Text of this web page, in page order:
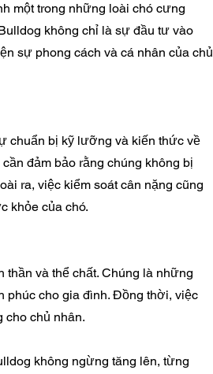
một trong những loài chó cưng
không chỉ là sự đầu tư vào
sự phong cách và cá nhân của chủ
chuẩn bị kỹ lưỡng và kiến thức về
đảm bảo rằng chúng không bị
ra, việc kiểm soát cân nặng cũng
khỏe của chó.
và thể chất. Chúng là những
phúc cho gia đình. Đồng thời, việc
cho chủ nhân.
không ngừng tăng lên, từng